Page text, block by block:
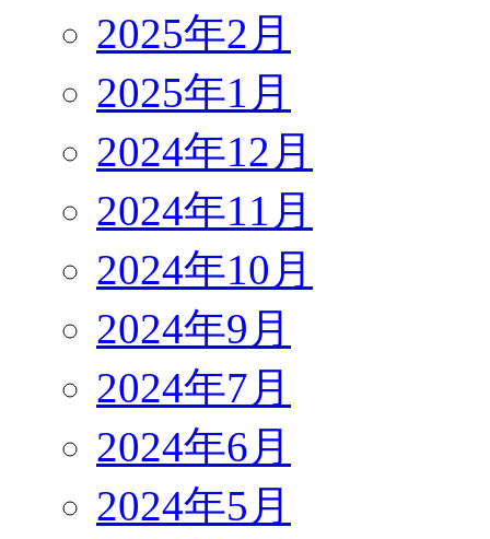
2025年2月
2025年1月
2024年12月
2024年11月
2024年10月
2024年9月
2024年7月
2024年6月
2024年5月